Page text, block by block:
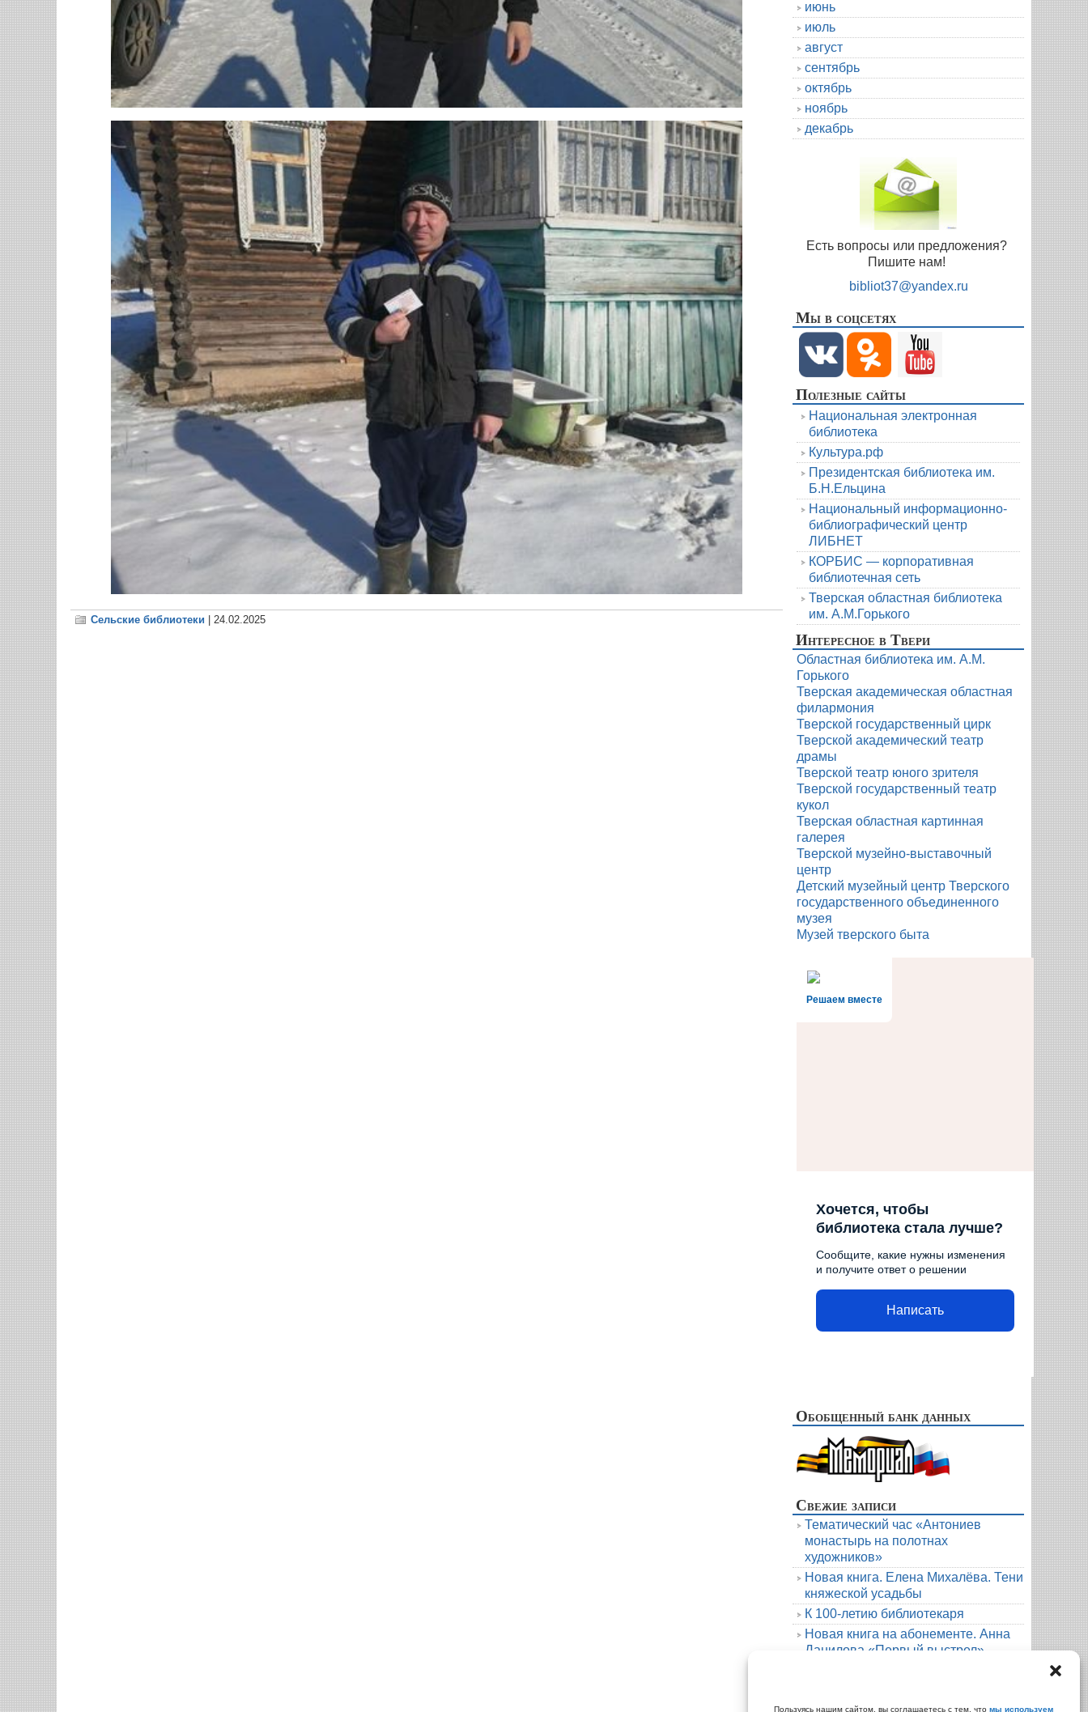
Пользуясь нашим сайтом, вы соглашаетесь с тем, что мы используем
Сельские библиотеки | 24.02.2025
июнь
июль
август
сентябрь
октябрь
ноябрь
декабрь
Есть вопросы или предложения?
Пишите нам!
bibliot37@yandex.ru
Мы в соцсетях
Полезные сайты
Национальная электронная
библиотека
Культура.рф
Президентская библиотека им.
Б.Н.Ельцина
Национальный информационно-
библиографический центр
ЛИБНЕТ
КОРБИС — корпоративная
библиотечная сеть
Тверская областная библиотека
им. А.М.Горького
Интересное в Твери
Областная библиотека им. А.М.
Горького
Тверская академическая областная
филармония
Тверской государственный цирк
Тверской академический театр
драмы
Тверской театр юного зрителя
Тверской государственный театр
кукол
Тверская областная картинная
галерея
Тверской музейно-выставочный
центр
Детский музейный центр Тверского
государственного объединенного
музея
Музей тверского быта
Решаем вместе
Хочется, чтобы
библиотека стала лучше?
Сообщите, какие нужны изменения
и получите ответ о решении
Написать
Обобщенный банк данных
Свежие записи
Тематический час «Антониев
монастырь на полотнах
художников»
Новая книга. Елена Михалёва. Тени
княжеской усадьбы
К 100-летию библиотекаря
Новая книга на абонементе. Анна
Данилова «Первый выстрел»